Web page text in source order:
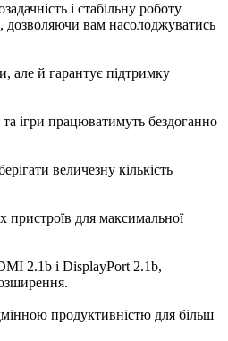
і стабільну роботу
дозволяючи вам насолоджуватись
але й гарантує підтримку
ігри працюватимуть бездоганно
величезну кількість
пристроїв для максимальної
2.1b і DisplayPort 2.1b,
продуктивністю для більш